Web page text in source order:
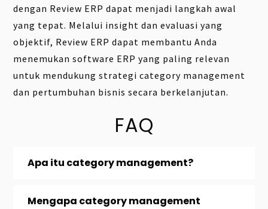
dengan Review ERP dapat menjadi langkah awal
yang tepat. Melalui insight dan evaluasi yang
objektif, Review ERP dapat membantu Anda
menemukan software ERP yang paling relevan
untuk mendukung strategi category management
dan pertumbuhan bisnis secara berkelanjutan.
FAQ
Apa itu category management?
Mengapa category management